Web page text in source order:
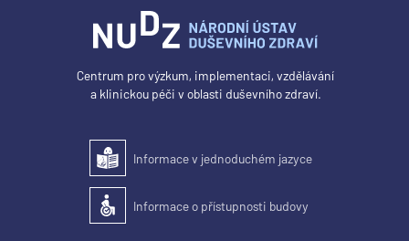
Centrum pro výzkum, implementaci, vzdělávání
a klinickou péči v oblasti duševního zdraví.
Snadné čtení
Informace v jednoduchém jazyce
Přístupnost budovy pro osoby se zdravotním postižením
Informace o přístupnosti budovy